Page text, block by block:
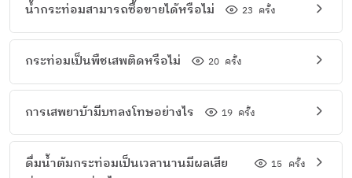
น้ำกระท่อมสามารถซื้อขายได้หรือไม่ 23 ครั้ง
กระท่อมเป็นพืชเสพติดหรือไม่ 20 ครั้ง
การเสพยาบ้ามีบทลงโทษอย่างไร 19 ครั้ง
ดื่มน้ำต้มกระท่อมเป็นเวลานานมีผลเสีย
15 ครั้ง